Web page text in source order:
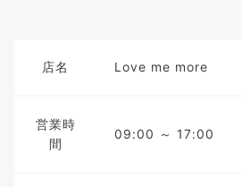
店名 Love me more
営業時
間
09:00 ～ 17:00